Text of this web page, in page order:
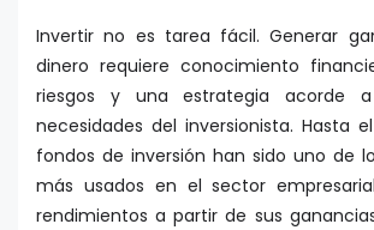
Invertir no es tarea fácil. Generar
dinero requiere conocimiento
riesgos y una estrategia acorde
necesidades del inversionista. Hasta
fondos de inversión han sido uno de
más usados en el sector
rendimientos a partir de sus